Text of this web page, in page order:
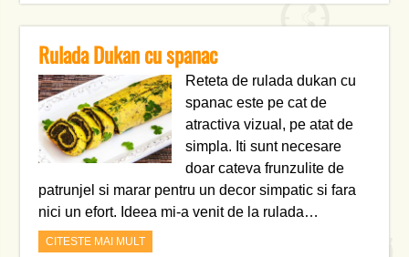
Rulada Dukan cu spanac
Reteta de rulada dukan cu
spanac este pe cat de
atractiva vizual, pe atat de
simpla. Iti sunt necesare
doar cateva frunzulite de
patrunjel si marar pentru un decor simpatic si fara
nici un efort. Ideea mi-a venit de la rulada…
CITESTE MAI MULT